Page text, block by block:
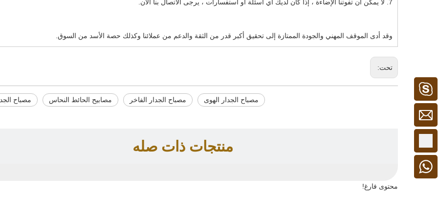
7. لا يمكن أن تفوتنا الإضاءة ، إذا كان لديك أي أسئلة أو استفسارات ، يرجى الاتصال بنا الآن.
وقد أدى الموقف المهني والجودة الممتازة إلى تحقيق أكبر قدر من الثقة والدعم من عملائنا وكذلك حصة الأسد من السوق.
تحت:
مصباح مصابيح الحائط النحاس مصباح الجدار الفاخر مصباح الجدار الهوى
منتجات ذات صله
محتوى فارغ!